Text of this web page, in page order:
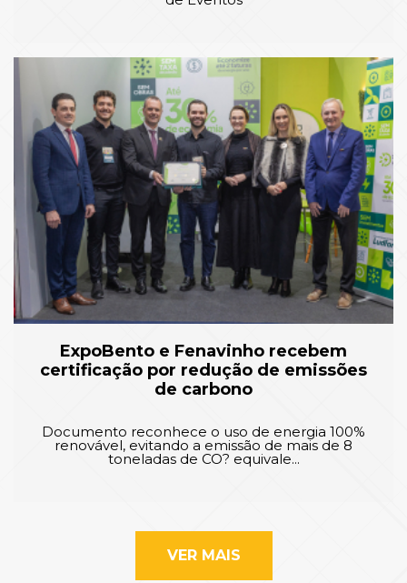
ExpoBento e Fenavinho recebem
certificação por redução de emissões
de carbono
Documento reconhece o uso de energia 100%
renovável, evitando a emissão de mais de 8
toneladas de CO? equivale...
VER MAIS